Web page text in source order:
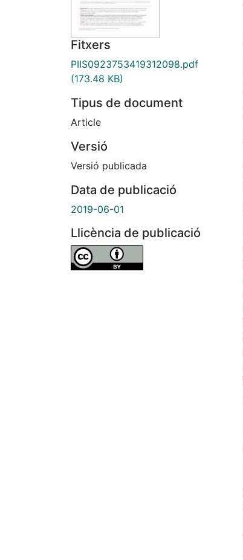
Fitxers
PIIS0923753419312098.pdf
(173.48 KB)
Tipus de document
Article
Versió
Versió publicada
Data de publicació
2019-06-01
Llicència de publicació